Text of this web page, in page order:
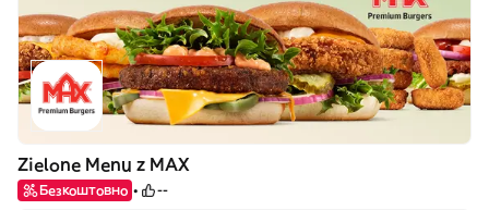
Zielone Menu z MAX
Безкоштовно --